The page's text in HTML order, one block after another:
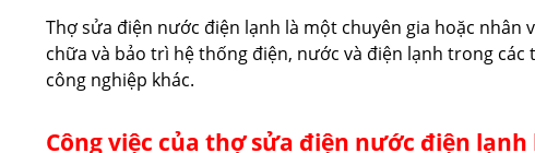
Thợ sửa điện nước điện lạnh là một chuyên gia hoặc nhân
chữa và bảo trì hệ thống điện, nước và điện lạnh trong các
công nghiệp khác.
Công việc của thợ sửa điện nước điện lạnh